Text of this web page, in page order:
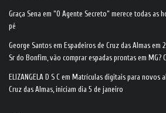
Graça Sena em “O Agente Secreto” merece todas as
pé
George Santos em Espadeiros de Cruz das Almas
Sr do Bonfim, vão comprar espadas prontas em
ELIZANGELA D S C em Matrículas digitais para novos
Cruz das Almas, iniciam dia 5 de janeiro